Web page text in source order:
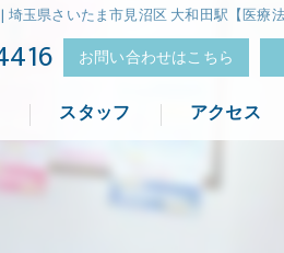
埼玉県さいたま市見沼区 大和田駅【医療
お問い合わせはこちら
スタッフ アクセス